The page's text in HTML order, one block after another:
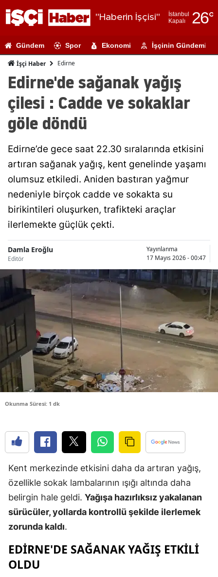
"Haberin İşçisi"
İstanbul
Kapalı
26°
Adıyaman
Ağrı
Amasya
Antalya
Artvin
Bitlis
Bolu
Burdur
Bursa
Çanakkale
Çankırı
Çorum
Diyarbakır
Edirne
Elazığ
Erzincan
Erzurum
Gaziantep
Gündem Spor Ekonomi İşçinin Gündemi
İşçi Haber Edirne
Edirne'de sağanak yağış
çilesi : Cadde ve sokaklar
göle döndü
Edirne’de gece saat 22.30 sıralarında etkisini
artıran sağanak yağış, kent genelinde yaşamı
olumsuz etkiledi. Aniden bastıran yağmur
nedeniyle birçok cadde ve sokakta su
birikintileri oluşurken, trafikteki araçlar
ilerlemekte güçlük çekti.
Damla Eroğlu
Editör
Yayınlanma
17 Mayıs 2026 - 00:47
Okunma Süresi: 1 dk
Kent merkezinde etkisini daha da artıran yağış,
özellikle sokak lambalarının ışığı altında daha
belirgin hale geldi. Yağışa hazırlıksız yakalanan
sürücüler, yollarda kontrollü şekilde ilerlemek
zorunda kaldı.
EDIRNE'DE SAĞANAK YAĞIŞ ETKILI
OLDU